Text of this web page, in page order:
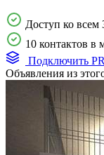
Доступ ко
10 контактов в
Подключить
Объявления из